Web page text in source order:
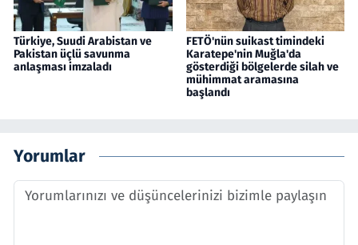
Türkiye, Suudi Arabistan ve
Pakistan üçlü savunma
anlaşması imzaladı
FETÖ'nün suikast timindeki
Karatepe'nin Muğla'da
gösterdiği bölgelerde silah ve
mühimmat aramasına
başlandı
Yorumlar